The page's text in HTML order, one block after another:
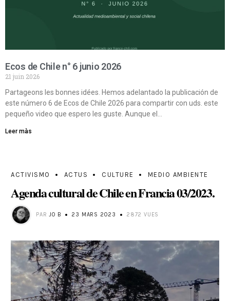
Ecos de Chile n° 6 junio 2026
21 juin 2026
Partageons les bonnes idées. Hemos adelantado la publicación de
este número 6 de Ecos de Chile 2026 para compartir con uds. este
pequeño video que espero les guste. Aunque el…
Leer màs
ACTIVISMO ACTUS CULTURE MEDIO AMBIENTE
Agenda cultural de Chile en Francia 03/2023.
PARJO B 23 MARS 2023 2872 VUES